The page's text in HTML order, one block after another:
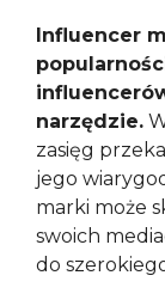
Influencer
narzędzie.
zasięg
jego
marki może
swoich
do